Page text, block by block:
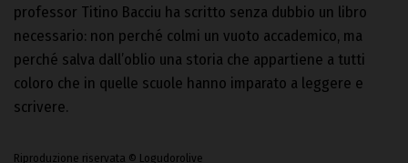
professor Titino Bacciu ha scritto senza dubbio un libro
necessario: non perché colmi un vuoto accademico, ma
perché salva dall’oblio una storia che appartiene a tutti
coloro che in quelle scuole hanno imparato a leggere e
scrivere.
Riproduzione riservata © Logudorolive